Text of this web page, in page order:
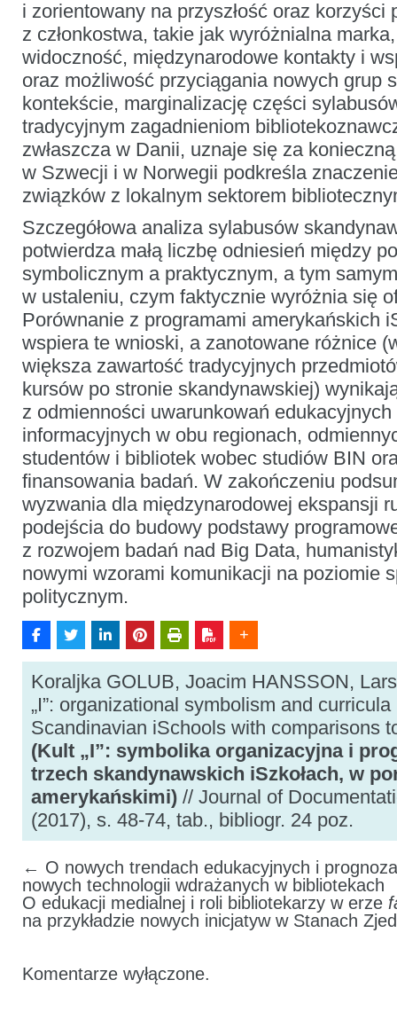
i zorientowany na przyszłość oraz korzyści
z członkostwa, takie jak wyróżnialna
widoczność, międzynarodowe kontakty i
oraz możliwość przyciągania nowych grup
kontekście, marginalizację części
tradycyjnym zagadnieniom
zwłaszcza w Danii, uznaje się za
w Szwecji i w Norwegii podkreśla
związków z lokalnym sektorem
Szczegółowa analiza sylabusów
potwierdza małą liczbę odniesień między
symbolicznym a praktycznym, a tym
w ustaleniu, czym faktycznie wyróżnia się
Porównanie z programami amerykańskich
wspiera te wnioski, a zanotowane różnice
większa zawartość tradycyjnych
kursów po stronie skandynawskiej)
z odmienności uwarunkowań
informacyjnych w obu regionach,
studentów i bibliotek wobec studiów BIN
finansowania badań. W zakończeniu
wyzwania dla międzynarodowej ekspansji
podejścia do budowy podstawy
z rozwojem badań nad Big Data,
nowymi wzorami komunikacji na poziomie
politycznym.
Koraljka GOLUB, Joacim HANSSON,
„I”: organizational symbolism and
Scandinavian iSchools with comparisons
(Kult „I”: symbolika organizacyjna i
trzech skandynawskich iSzkołach, w
amerykańskimi) // Journal of
(2017), s. 48-74, tab., bibliogr. 24 poz.
← O nowych trendach edukacyjnych i
nowych technologii wdrażanych w bibliotekach
O edukacji medialnej i roli bibliotekarzy w erze
na przykładzie nowych inicjatyw w Stanach
Komentarze wyłączone.